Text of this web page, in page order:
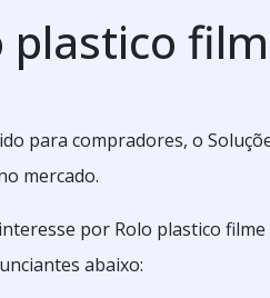
plastico
para compradores, o
mercado.
por Rolo plastico
abaixo: